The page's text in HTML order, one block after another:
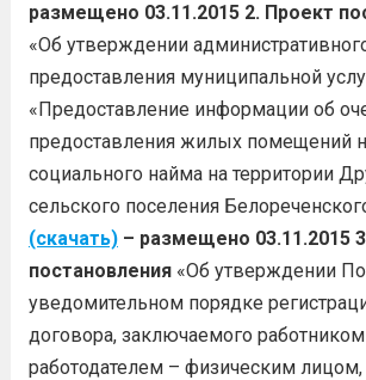
размещено 03.11.2015 2. Проект
«Об утверждении
предоставления муниципальной
«Предоставление информации об
предоставления жилых помещений
социального найма на территории
сельского поселения
(скачать)– размещено 03.11.2015
постановления«Об утверждении
уведомительном порядке
договора, заключаемого
работодателем – физическим лицом,